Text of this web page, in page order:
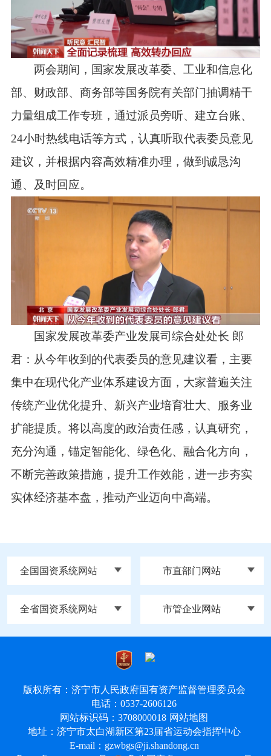
两会期间，国家发展改革委、工业和信息化
部、财政部、商务部等国务院有关部门抽调精干
力量组成工作专班，通过派员旁听、建立台账、
24小时热线电话等方式，认真听取代表委员意见
建议，并根据内容高效精准办理，做到诚恳沟
通、及时回应。
国家发展改革委产业发展司综合处处长 郎
君：从今年收到的代表委员的意见建议看，主要
集中在现代化产业体系建设方面，大家普遍关注
传统产业优化提升、新兴产业培育壮大、服务业
扩能提质。将以高度的政治责任感，认真研究，
充分沟通，锚定智能化、绿色化、融合化方向，
不断完善政策措施，提升工作效能，进一步夯实
实体经济基本盘，推动产业迈向中高端。
全国国资系统网站 市直部门网站
全省国资系统网站 市管企业网站
版权所有：济宁市人民政府国有资产监督管理委员会
电话：0537-2606126
网站标识码：3708000018 网站地图
地址：济宁市太白湖新区第23届省运动会指挥中心
E-mail：gzwbgs@ji.shandong.cn